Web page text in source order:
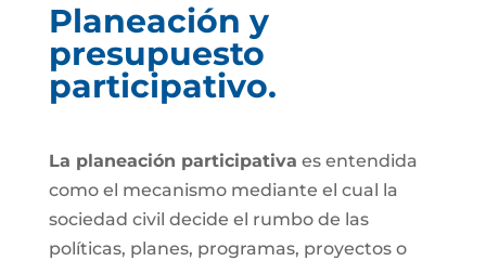
Planeación y
presupuesto
participativo.
La planeación participativa es entendida
como el mecanismo mediante el cual la
sociedad civil decide el rumbo de las
políticas, planes, programas, proyectos o